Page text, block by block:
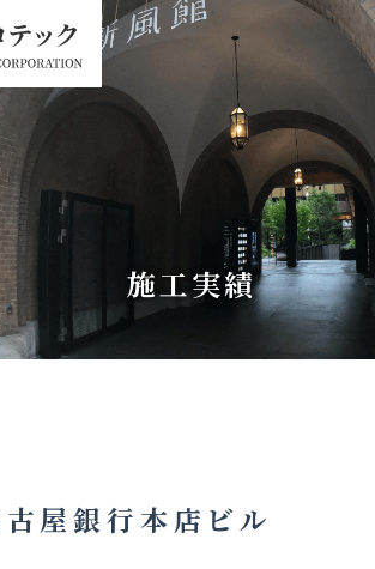
施工実績
屋銀行本店ビル